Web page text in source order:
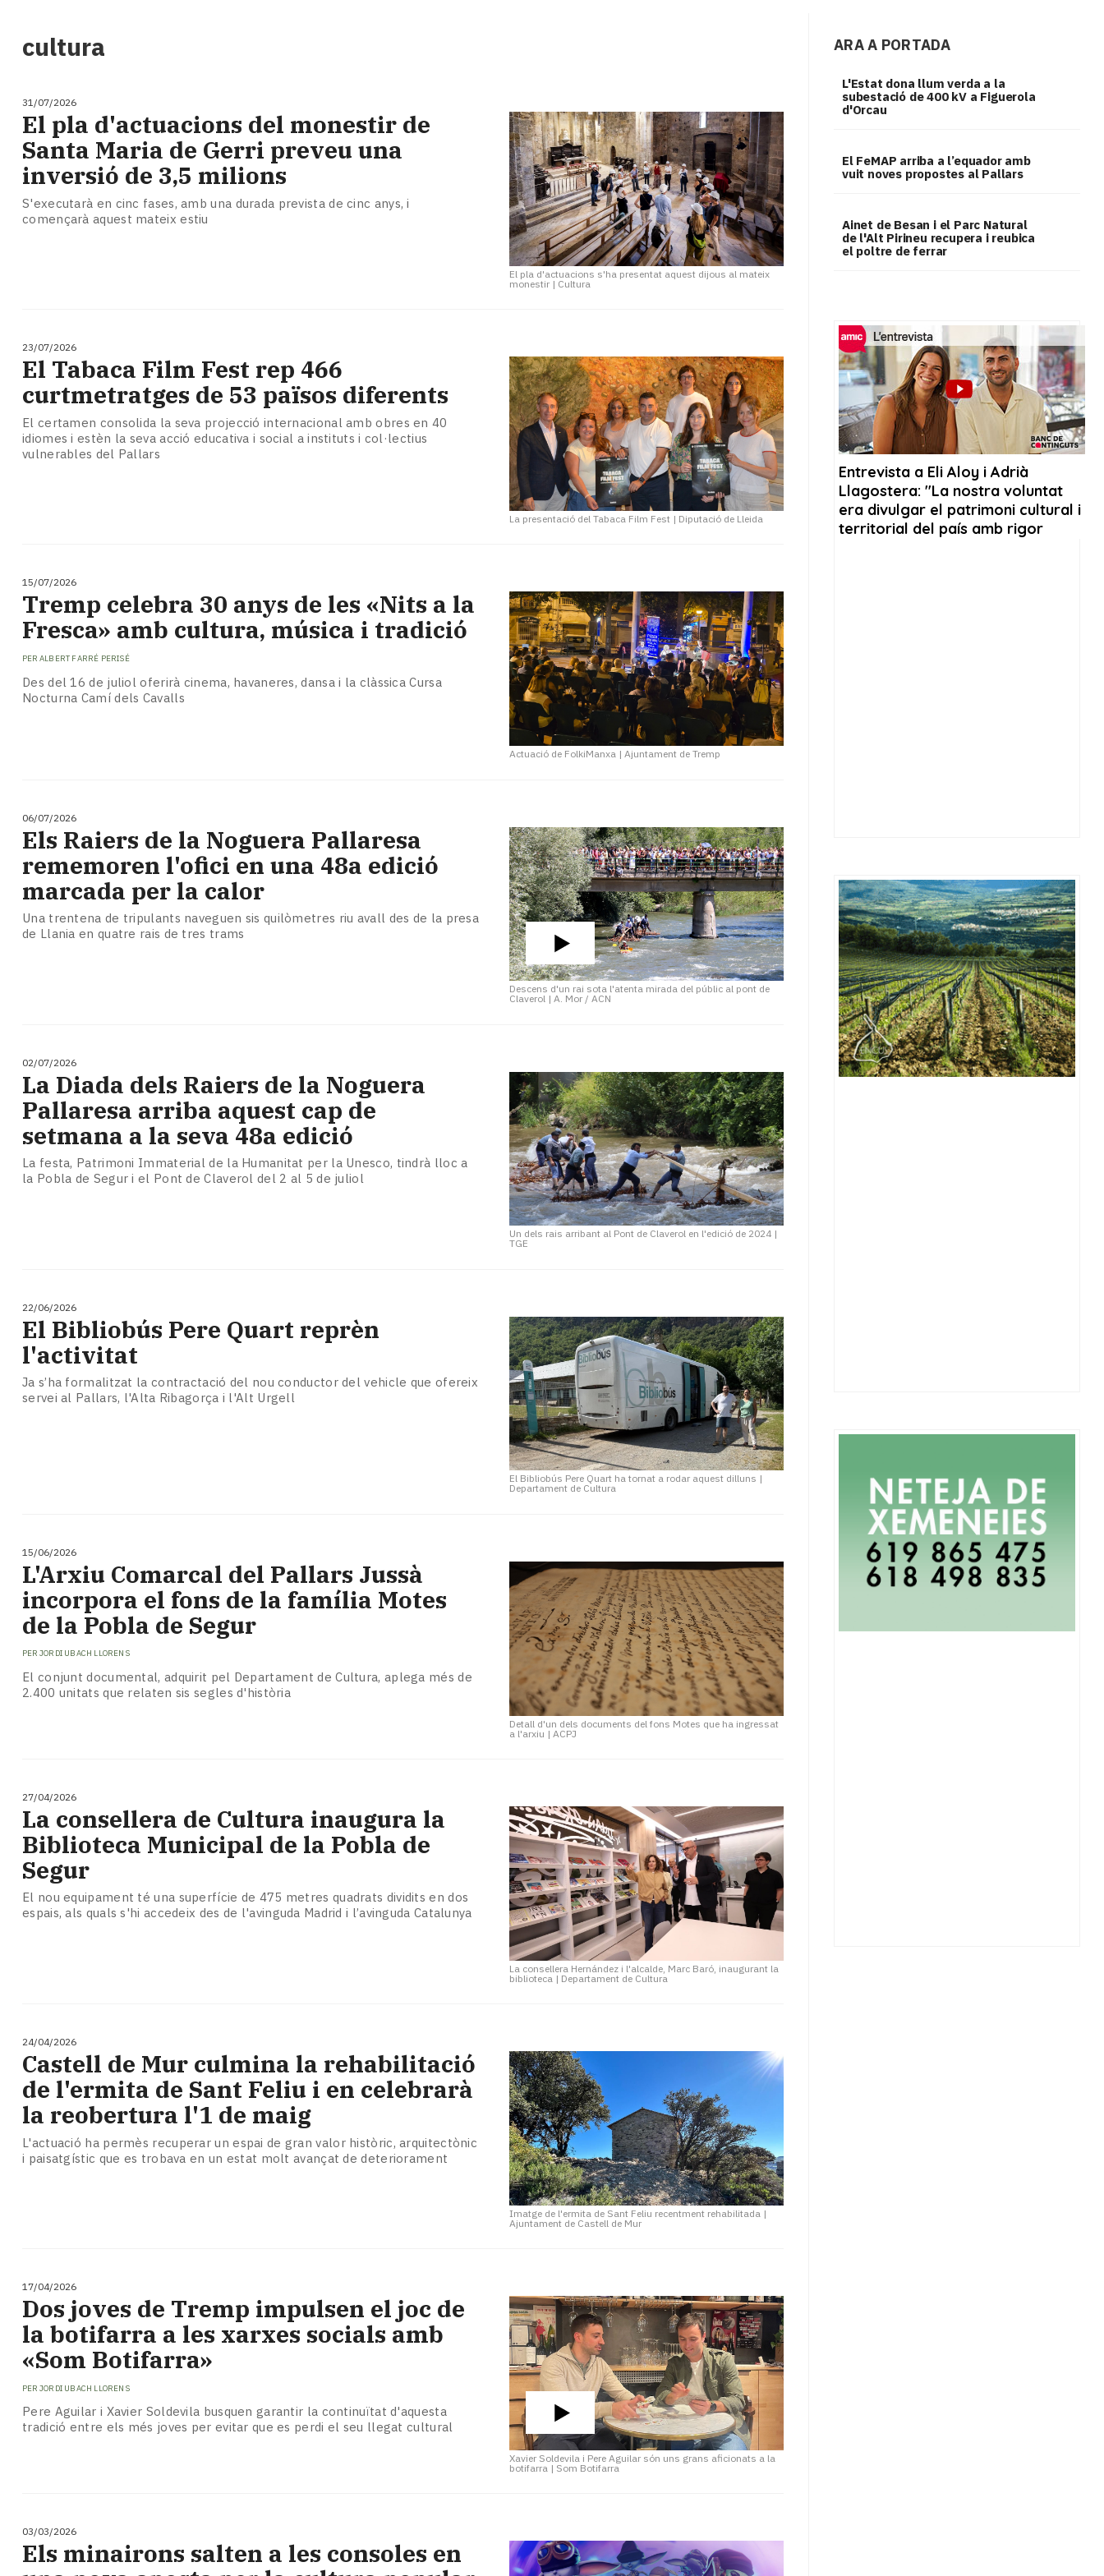
Cultura
tant!
TV
i
mitjans
El
temps
Reportatges
teva!
Subscriptors
La
del
Pallars
cultura
31/07/2026
El pla d'actuacions s'ha presentat aquest dijous al mateix
monestir | Cultura
El pla d'actuacions del monestir de
Santa Maria de Gerri preveu una
inversió de 3,5 milions
S'executarà en cinc fases, amb una durada prevista de cinc anys, i
començarà aquest mateix estiu
23/07/2026
La presentació del Tabaca Film Fest | Diputació de Lleida
El Tabaca Film Fest rep 466
curtmetratges de 53 països diferents
El certamen consolida la seva projecció internacional amb obres en 40
idiomes i estèn la seva acció educativa i social a instituts i col·lectius
vulnerables del Pallars
15/07/2026
Actuació de FolkiManxa |Ajuntament de Tremp
Tremp celebra 30 anys de les «Nits a la
Fresca» amb cultura, música i tradició
PER ALBERT FARRÉ PERISÉ
Des del 16 de juliol oferirà cinema, havaneres, dansa i la clàssica Cursa
Nocturna Camí dels Cavalls
06/07/2026
Descens d'un rai sota l'atenta mirada del públic al pont de
Claverol |A. Mor / ACN
​Els Raiers de la Noguera Pallaresa
rememoren l'ofici en una 48a edició
marcada per la calor
Una trentena de tripulants naveguen sis quilòmetres riu avall des de la presa
de Llania en quatre rais de tres trams
02/07/2026
Un dels rais arribant al Pont de Claverol en l'edició de 2024 |
TGE
La Diada dels Raiers de la Noguera
Pallaresa arriba aquest cap de
setmana a la seva 48a edició
La festa, Patrimoni Immaterial de la Humanitat per la Unesco, tindrà lloc a
la Pobla de Segur i el Pont de Claverol del 2 al 5 de juliol
22/06/2026
El Bibliobús Pere Quart ha tornat a rodar aquest dilluns |
Departament de Cultura
El Bibliobús Pere Quart reprèn
l'activitat
Ja s’ha formalitzat la contractació del nou conductor del vehicle que ofereix
servei al Pallars, l'Alta Ribagorça i l'Alt Urgell
15/06/2026
Detall d'un dels documents del fons Motes que ha ingressat
a l'arxiu | ACPJ
L'Arxiu Comarcal del Pallars Jussà
incorpora el fons de la família Motes
de la Pobla de Segur
PER JORDI UBACH LLORENS
El conjunt documental, adquirit pel Departament de Cultura, aplega més de
2.400 unitats que relaten sis segles d'història
27/04/2026
La consellera Hernández i l'alcalde, Marc Baró, inaugurant la
biblioteca | Departament de Cultura
La consellera de Cultura inaugura la
Biblioteca Municipal de la Pobla de
Segur
El nou equipament té una superfície de 475 metres quadrats dividits en dos
espais, als quals s'hi accedeix des de l'avinguda Madrid i l’avinguda Catalunya
24/04/2026
Imatge de l'ermita de Sant Feliu recentment rehabilitada |
Ajuntament de Castell de Mur
​Castell de Mur culmina la rehabilitació
de l'ermita de Sant Feliu i en celebrarà
la reobertura l'1 de maig
L'actuació ha permès recuperar un espai de gran valor històric, arquitectònic
i paisatgístic que es trobava en un estat molt avançat de deteriorament
17/04/2026
Xavier Soldevila i Pere Aguilar són uns grans aficionats a la
botifarra | Som Botifarra
Dos joves de Tremp impulsen el joc de
la botifarra a les xarxes socials amb
«Som Botifarra»
PER JORDI UBACH LLORENS
Pere Aguilar i Xavier Soldevila busquen garantir la continuïtat d'aquesta
tradició entre els més joves per evitar que es perdi el seu llegat cultural
03/03/2026
Els minairons salten a les consoles en
ARA A PORTADA
L'Estat dona llum verda a la
subestació de 400 kV a Figuerola
d'Orcau
El FeMAP arriba a l’equador amb
vuit noves propostes al Pallars
Ainet de Besan i el Parc Natural
de l'Alt Pirineu recupera i reubica
el poltre de ferrar